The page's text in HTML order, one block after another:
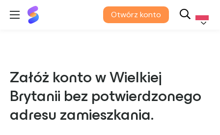
Suits
Me® Otwórz konto
Załóż konto w Wielkiej
Brytanii bez potwierdzonego
adresu zamieszkania.